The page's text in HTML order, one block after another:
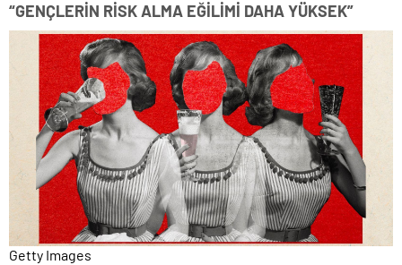
“GENÇLERİN RİSK ALMA EĞİLİMİ DAHA YÜKSEK”
Getty Images